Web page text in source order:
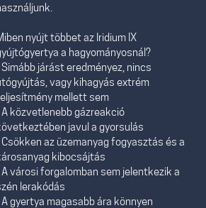
nyújt többet az Iridium IX
a hagyományosnál?
Simább járást eredményez, nincs
vagy kihagyás extrém
mellett sem
A közvetlenebb gázreakció
javul a gyorsulás
Csökken az üzemanyag fogyasztás és a
kibocsájtás
A városi forgalomban sem jelentkezik a
lerakódás
A gyertya magasabb ára könnyen